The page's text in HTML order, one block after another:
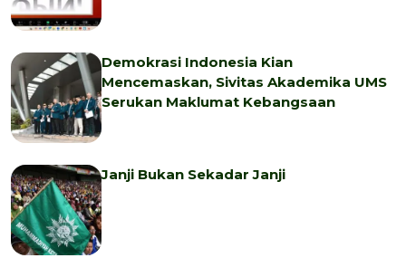
Demokrasi Indonesia Kian
Mencemaskan, Sivitas Akademika UMS
Serukan Maklumat Kebangsaan
Janji Bukan Sekadar Janji